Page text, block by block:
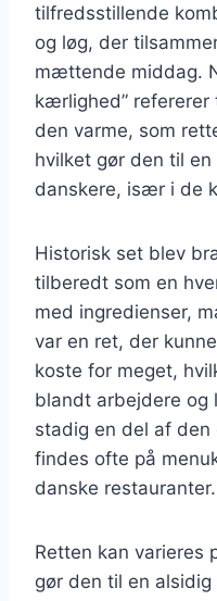
tilfredsstillende
og løg, der
mættende middag.
kærlighed” refererer
den varme, som
hvilket gør den til
danskere, især i de
Historisk set blev
tilberedt som en
med ingredienser,
var en ret, der
koste for meget,
blandt arbejdere
stadig en del af den
findes ofte på
danske restauranter.
Retten kan varieres
gør den til en